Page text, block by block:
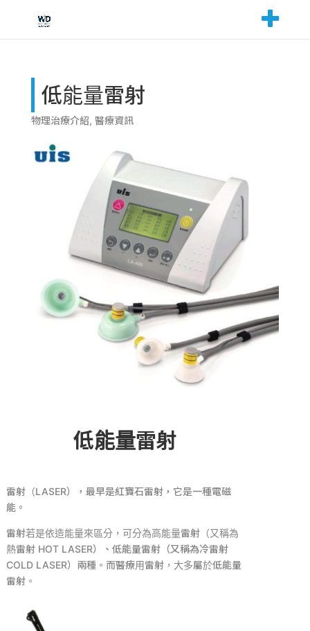
低能量雷射
物理治療介紹, 醫療資訊
低能量雷射
雷射（LASER），最早是紅寶石雷射，它是一種電磁
能。
雷射若是依造能量來區分，可分為高能量雷射（又稱為
熱雷射 HOT LASER）、低能量雷射（又稱為冷雷射
COLD LASER）兩種。而醫療用雷射，大多屬於低能量
雷射。